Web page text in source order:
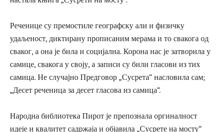
Реченице су премостиле географску али и физичку
удаљеност, диктирану прописаним мерама и то свакога од
сваког, а она је била и социјална. Корона нас је затворила у
самице, свакога у своју, а записи су били гласови из тих
самица. Не случајно Предговор „Сусрета“ насловила сам;
„Десет реченица за десет гласова из самица“.
Народна библиотека Пирот је препознала оргиналност
идеје и квалитет садржаја и објавила „Сусрете на мосту“